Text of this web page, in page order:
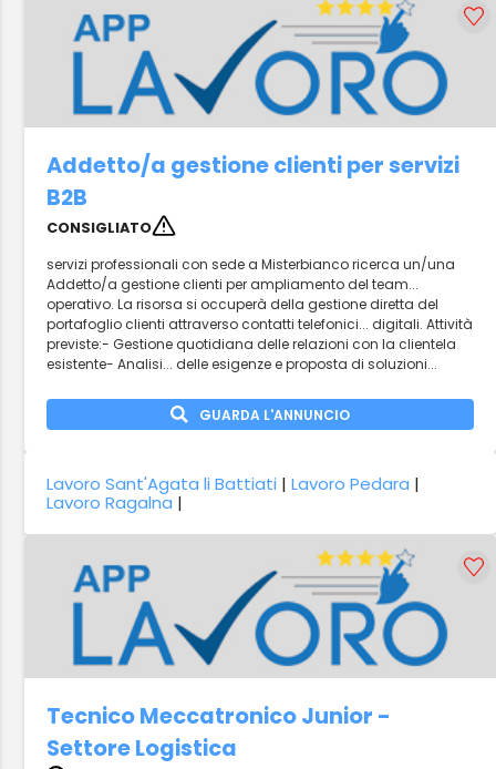
Addetto/a gestione clienti per servizi
B2B
CONSIGLIATO
servizi professionali con sede a Misterbianco ricerca un/una
Addetto/a gestione clienti per ampliamento del team...
operativo. La risorsa si occuperà della gestione diretta del
portafoglio clienti attraverso contatti telefonici... digitali. Attività
previste:- Gestione quotidiana delle relazioni con la clientela
esistente- Analisi... delle esigenze e proposta di soluzioni...
GUARDA L'ANNUNCIO
Lavoro Sant'Agata li Battiati |Lavoro Pedara |
Lavoro Ragalna |
Tecnico Meccatronico Junior -
Settore Logistica